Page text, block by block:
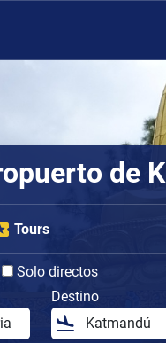
de
Tours
Solo directos
Destino